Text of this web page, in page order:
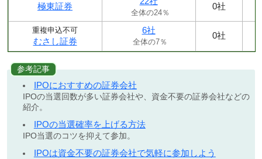
極東証券
全体の24％
0社
重複申込不可
むさし証券
6社
全体の7％
0社
参考記事
IPOにおすすめの証券会社
IPOの当選回数が多い証券会社や、資金不要の証券会社などの
紹介。
IPOの当選確率を上げる方法
IPO当選のコツを抑えて参加。
IPOは資金不要の証券会社で気軽に参加しよう